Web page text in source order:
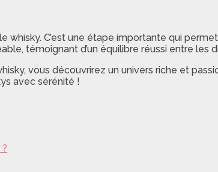
C’est une étape importante qui
témoignant d’un équilibre réussi entre les
vous découvrirez un univers riche et
avec sérénité !